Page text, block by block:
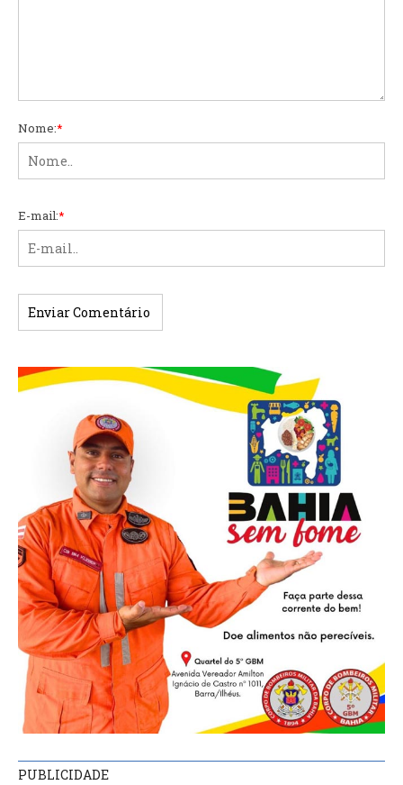
Nome:*
E-mail:*
PUBLICIDADE